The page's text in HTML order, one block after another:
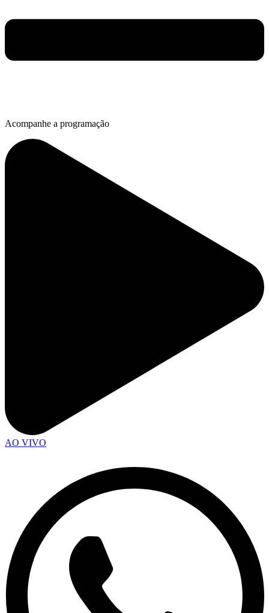
Acompanhe a programação
AO VIVO